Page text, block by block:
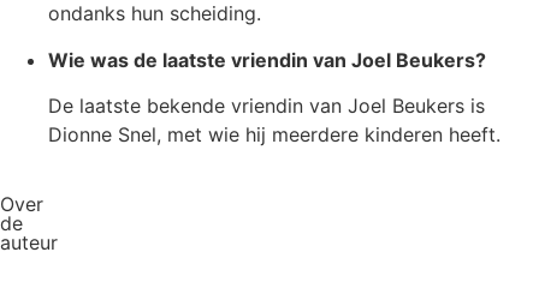
ondanks hun scheiding.
Wie was de laatste vriendin van Joel Beukers?
De laatste bekende vriendin van Joel Beukers is
Dionne Snel, met wie hij meerdere kinderen heeft.
Over
de
auteur